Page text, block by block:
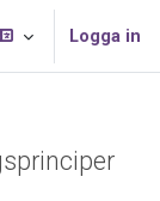
Logga in